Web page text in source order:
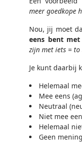
meer goedkope
Nou, jij moet
eens bent met
zijn met iets = to
Je kunt daarbij
Helemaal
Mee eens
Neutraal
Niet mee
Helemaal
Geen